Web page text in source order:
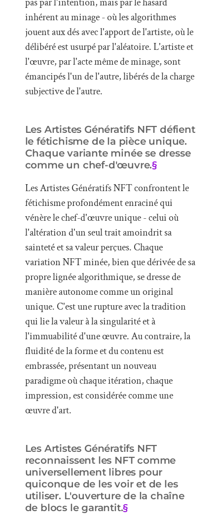
pas par l'intention, mais par le hasard
inhérent au minage - où les algorithmes
jouent aux dés avec l'apport de l'artiste, où le
délibéré est usurpé par l'aléatoire. L'artiste et
l'œuvre, par l'acte même de minage, sont
émancipés l'un de l'autre, libérés de la charge
subjective de l'autre.
Les Artistes Génératifs NFT défient
le fétichisme de la pièce unique.
Chaque variante minée se dresse
comme un chef-d'œuvre.§
Les Artistes Génératifs NFT confrontent le
fétichisme profondément enraciné qui
vénère le chef-d'œuvre unique - celui où
l'altération d'un seul trait amoindrit sa
sainteté et sa valeur perçues. Chaque
variation NFT minée, bien que dérivée de sa
propre lignée algorithmique, se dresse de
manière autonome comme un original
unique. C'est une rupture avec la tradition
qui lie la valeur à la singularité et à
l'immuabilité d'une œuvre. Au contraire, la
fluidité de la forme et du contenu est
embrassée, présentant un nouveau
paradigme où chaque itération, chaque
impression, est considérée comme une
œuvre d'art.
Les Artistes Génératifs NFT
reconnaissent les NFT comme
universellement libres pour
quiconque de les voir et de les
utiliser. L'ouverture de la chaîne
de blocs le garantit.§